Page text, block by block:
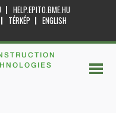
HELP.EPITO.BME.HU
TÉRKÉP
ENGLISH